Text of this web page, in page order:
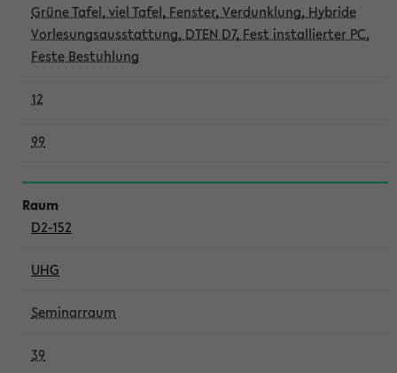
Grüne Tafel, viel Tafel, Fenster, Verdunklung, Hybride
Vorlesungsausstattung, DTEN D7, Fest installierter PC,
Feste Bestuhlung
12
99
D2-152
UHG
Seminarraum
39